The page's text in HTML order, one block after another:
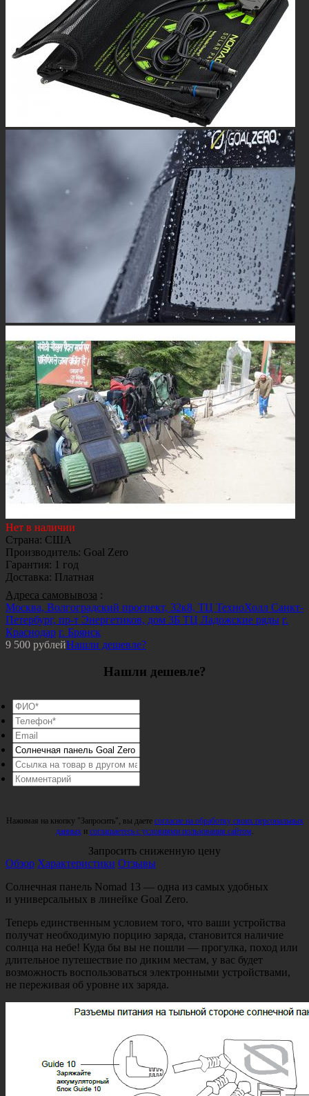
Нет в наличии
Страна: США
Производитель: Goal Zero
Гарантия: 1 год
Доставка: Платная
Адреса самовывоза :
Москва, Волгоградский проспект, 32к8, ТЦ ТехноХолл Санкт-
Петербург, пр-т Энергетиков, дом 3Б ТЦ Ладожские ряды г.
Краснодар г. Брянск
9 500 рублейНашли дешевле?
Нашли дешевле?
Нажимая на кнопку "Запросить", вы даете согласие на обработку своих персональных
данныхи соглашаетесь с условиями пользования сайтом.
Запросить сниженную цену
Обзор Характеристики Отзывы
Солнечная панель Nomad 13 — одна из самых удобных
и универсальных в линейке Goal Zero.
Теперь единственным условием того, что ваши устройства
получат необходимую порцию заряда, становится наличие
солнца на небе! Куда бы вы не пошли — прогулка, поход или
длительное путешествие по диким местам, у вас будет
возможность воспользоваться электронными устройствами,
не переживая об уровне их заряда.